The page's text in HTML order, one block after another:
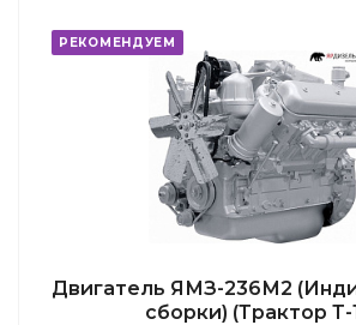
РЕКОМЕНДУЕМ
Двигатель ЯМЗ-236М2
сборки) (Трактор Т-